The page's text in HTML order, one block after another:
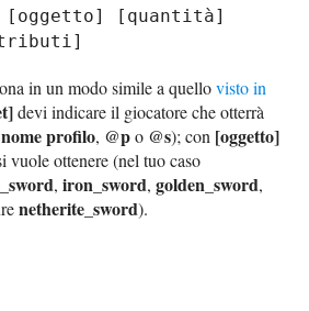
[quantità]
in un modo simile a quellovisto in
devi indicare il giocatore che otterrà
profilo, @po @s); con [oggetto]
vuole ottenere (nel tuo caso
,iron_sword,golden_sword,
netherite_sword).